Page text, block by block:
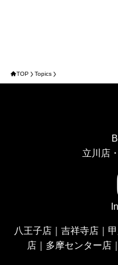
TOP Topics
立川店
八王子店 ｜ 吉祥寺店 ｜
店｜ 多摩センター店｜